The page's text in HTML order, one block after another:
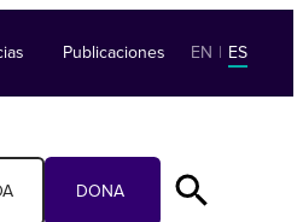
Publicaciones EN | ES
DONA